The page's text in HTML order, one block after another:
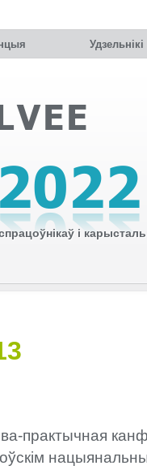
Удзельнiкi
і
практычная